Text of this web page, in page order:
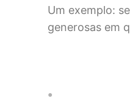
Um exemplo:
generosas em